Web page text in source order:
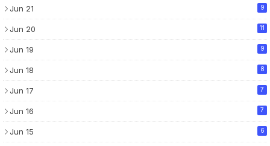
Jun 21 9
Jun 20 11
Jun 19 9
Jun 18 8
Jun 17 7
Jun 16 7
Jun 15 6